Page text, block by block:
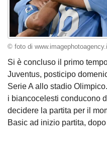
© foto di
Si è concluso il primo
Juventus, posticipo
Serie A allo stadio
i biancocelesti conducono
decidere la partita per il
Basic ad inizio partita,